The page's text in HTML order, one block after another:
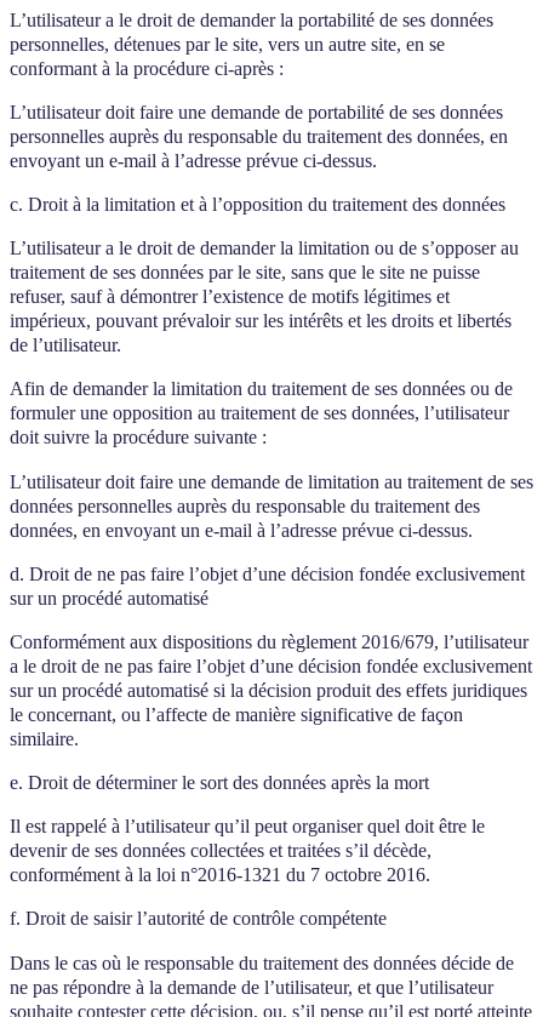
L’utilisateur a le droit de demander la portabilité de ses données
personnelles, détenues par le site, vers un autre site, en se
conformant à la procédure ci-après :
L’utilisateur doit faire une demande de portabilité de ses données
personnelles auprès du responsable du traitement des données, en
envoyant un e-mail à l’adresse prévue ci-dessus.
c. Droit à la limitation et à l’opposition du traitement des données
L’utilisateur a le droit de demander la limitation ou de s’opposer au
traitement de ses données par le site, sans que le site ne puisse
refuser, sauf à démontrer l’existence de motifs légitimes et
impérieux, pouvant prévaloir sur les intérêts et les droits et libertés
de l’utilisateur.
Afin de demander la limitation du traitement de ses données ou de
formuler une opposition au traitement de ses données, l’utilisateur
doit suivre la procédure suivante :
L’utilisateur doit faire une demande de limitation au traitement de ses
données personnelles auprès du responsable du traitement des
données, en envoyant un e-mail à l’adresse prévue ci-dessus.
d. Droit de ne pas faire l’objet d’une décision fondée exclusivement
sur un procédé automatisé
Conformément aux dispositions du règlement 2016/679, l’utilisateur
a le droit de ne pas faire l’objet d’une décision fondée exclusivement
sur un procédé automatisé si la décision produit des effets juridiques
le concernant, ou l’affecte de manière significative de façon
similaire.
e. Droit de déterminer le sort des données après la mort
Il est rappelé à l’utilisateur qu’il peut organiser quel doit être le
devenir de ses données collectées et traitées s’il décède,
conformément à la loi n°2016-1321 du 7 octobre 2016.
f. Droit de saisir l’autorité de contrôle compétente
Dans le cas où le responsable du traitement des données décide de
ne pas répondre à la demande de l’utilisateur, et que l’utilisateur
souhaite contester cette décision, ou, s’il pense qu’il est porté atteinte